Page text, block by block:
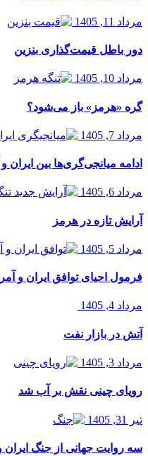
مرداد 11, 1405
دور باطل قیمت‌گذاری بنزین
مرداد 10, 1405
گره «هرمز» باز می‌شود؟
مرداد 7, 1405
ادامه میانجی‌گری‌ها بین ایران و
مرداد 6, 1405
آرایش تازه در هرمز
مرداد 5, 1405
فرمول احیای توافق ایران و
مرداد 4, 1405
آتش در بازار نفت
مرداد 3, 1405
رویای چینی نقش بر آب شد
تیر 31, 1405
سه روایت جهانی از جنگ ایران